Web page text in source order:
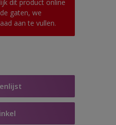
dit product online
gaten, we
aan te vullen.